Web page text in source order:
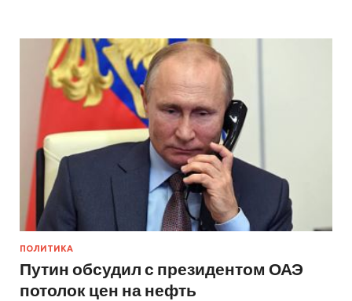
ПОЛИТИКА
Путин обсудил с президентом ОАЭ
потолок цен на нефть